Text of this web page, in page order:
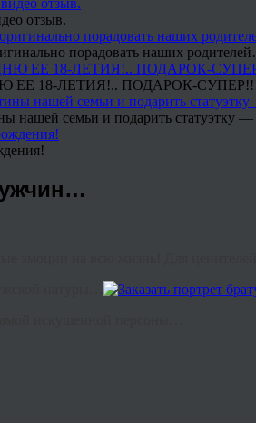
отзыв.
порадовать наших
18-ЛЕТИЯ!.. ПОДАРОК-
нашей семьи и подарить статуэтку